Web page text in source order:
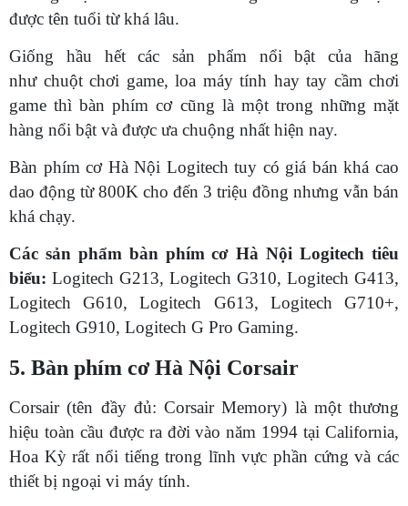
được tên tuổi từ khá lâu.
Giống hầu hết các sản phẩm nổi bật của hãng
như chuột chơi game, loa máy tính hay tay cầm chơi
game thì bàn phím cơ cũng là một trong những mặt
hàng nổi bật và được ưa chuộng nhất hiện nay.
Bàn phím cơ Hà Nội Logitech tuy có giá bán khá cao
dao động từ 800K cho đến 3 triệu đồng nhưng vẫn bán
khá chạy.
Các sản phẩm bàn phím cơ Hà Nội Logitech tiêu
biểu: Logitech G213, Logitech G310, Logitech G413,
Logitech G610, Logitech G613, Logitech G710+,
Logitech G910, Logitech G Pro Gaming.
5. Bàn phím cơ Hà Nội Corsair
Corsair (tên đầy đủ: Corsair Memory) là một thương
hiệu toàn cầu được ra đời vào năm 1994 tại California,
Hoa Kỳ rất nổi tiếng trong lĩnh vực phần cứng và các
thiết bị ngoại vi máy tính.